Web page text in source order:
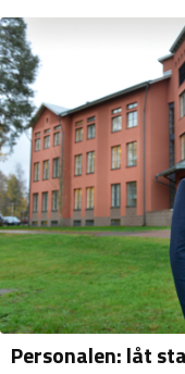
Personalen: låt